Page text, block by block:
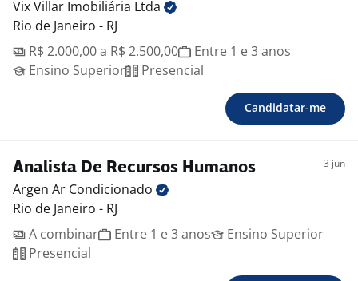
Vix Villar Imobiliária Ltda
Rio de Janeiro - RJ
R$ 2.000,00 a R$ 2.500,00
Entre 1 e 3 anos
Ensino Superior
Presencial
Candidatar-me
Analista De Recursos Humanos 3 jun
Argen Ar Condicionado
Rio de Janeiro - RJ
A combinar
Entre 1 e 3 anos
Ensino Superior
Presencial